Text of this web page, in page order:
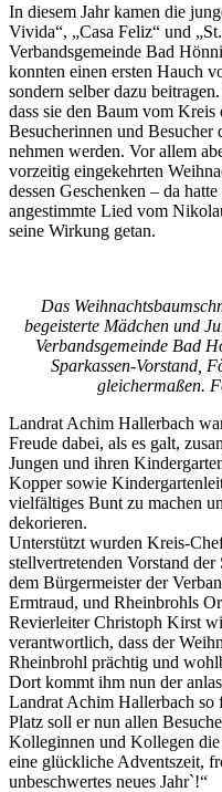
In diesem Jahr kamen die
Vivida“, „Casa Feliz“ und
Verbandsgemeinde Bad
konnten einen ersten Hauch
sondern selber dazu
dass sie den Baum vom
Besucherinnen und
nehmen werden. Vor allem
vorzeitig eingekehrten
dessen Geschenken – da
angestimmte Lied vom
seine Wirkung getan.
Das
begeisterte Mädchen und
Verbandsgemeinde Bad
Sparkassen-Vorstand,
gleichermaßen.
Landrat Achim Hallerbach
Freude dabei, als es galt,
Jungen und ihren
Kopper sowie
vielfältiges Bunt zu machen
dekorieren.
Unterstützt wurden Kreis-
stellvertretenden Vorstand
dem Bürgermeister der
Ermtraud, und Rheinbrohls
Revierleiter Christoph Kirst
verantwortlich, dass der
Rheinbrohl prächtig und
Dort kommt ihm nun der
Landrat Achim Hallerbach so
Platz soll er nun allen
Kolleginnen und Kollegen
eine glückliche Adventszeit,
unbeschwertes neues Jahr`!“